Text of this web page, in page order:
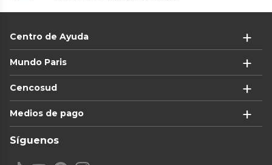
Centro de Ayuda
Mundo Paris
Cencosud
Medios de pago
Síguenos